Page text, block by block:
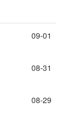
09-01
08-31
08-29